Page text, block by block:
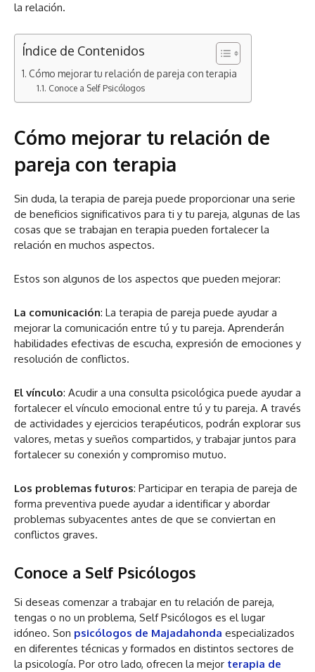
la relación.
Índice de Contenidos
Cómo mejorar tu relación de pareja con terapia
Conoce a Self Psicólogos
Cómo mejorar tu relación de
pareja con terapia
Sin duda, la terapia de pareja puede proporcionar una serie
de beneficios significativos para ti y tu pareja, algunas de las
cosas que se trabajan en terapia pueden fortalecer la
relación en muchos aspectos.
Estos son algunos de los aspectos que pueden mejorar:
La comunicación: La terapia de pareja puede ayudar a
mejorar la comunicación entre tú y tu pareja. Aprenderán
habilidades efectivas de escucha, expresión de emociones y
resolución de conflictos.
El vínculo: Acudir a una consulta psicológica puede ayudar a
fortalecer el vínculo emocional entre tú y tu pareja. A través
de actividades y ejercicios terapéuticos, podrán explorar sus
valores, metas y sueños compartidos, y trabajar juntos para
fortalecer su conexión y compromiso mutuo.
Los problemas futuros: Participar en terapia de pareja de
forma preventiva puede ayudar a identificar y abordar
problemas subyacentes antes de que se conviertan en
conflictos graves.
Conoce a Self Psicólogos
Si deseas comenzar a trabajar en tu relación de pareja,
tengas o no un problema, Self Psicólogos es el lugar
idóneo. Son psicólogos de Majadahonda especializados
en diferentes técnicas y formados en distintos sectores de
la psicología. Por otro lado, ofrecen la mejor terapia de